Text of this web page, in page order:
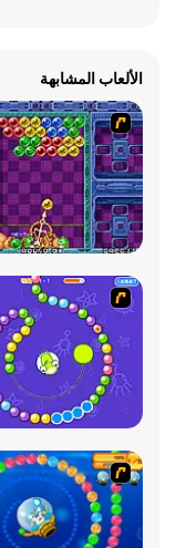
الألعاب المشابهة